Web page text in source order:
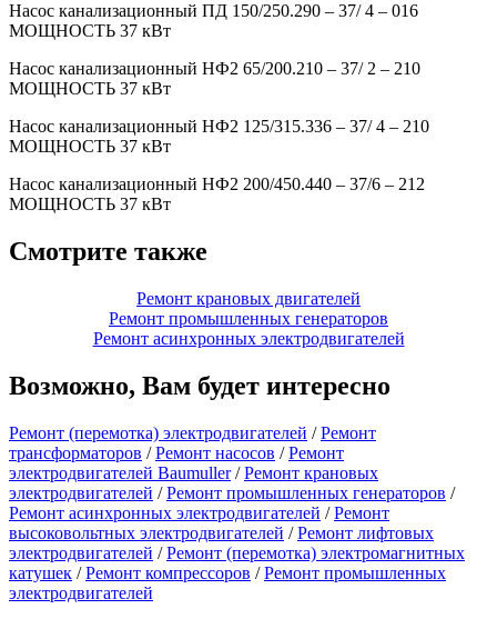
Насос канализационный ПД 150/250.290 – 37/ 4 – 016
МОЩНОСТЬ 37 кВт
Насос канализационный НФ2 65/200.210 – 37/ 2 – 210
МОЩНОСТЬ 37 кВт
Насос канализационный НФ2 125/315.336 – 37/ 4 – 210
МОЩНОСТЬ 37 кВт
Насос канализационный НФ2 200/450.440 – 37/6 – 212
МОЩНОСТЬ 37 кВт
Смотрите также
Ремонт крановых двигателей
Ремонт промышленных генераторов
Ремонт асинхронных электродвигателей
Возможно, Вам будет интересно
Ремонт (перемотка) электродвигателей /Ремонт
трансформаторов /Ремонт насосов /Ремонт
электродвигателей Baumuller /Ремонт крановых
электродвигателей /Ремонт промышленных генераторов /
Ремонт асинхронных электродвигателей /Ремонт
высоковольтных электродвигателей /Ремонт лифтовых
электродвигателей /Ремонт (перемотка) электромагнитных
катушек /Ремонт компрессоров /Ремонт промышленных
электродвигателей